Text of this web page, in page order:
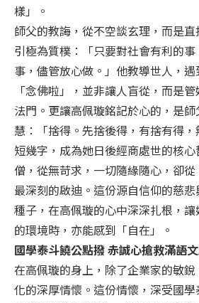
樣」。
師父的教誨，從不空談玄理，而是
引極為質樸：「只要對社會有利的
事，儘管放心做。」他教導世人，
「念佛啦」，並非讓人盲從，而是
法門。更讓高佩璇銘記於心的，是
慧：「捨得。先捨後得，有捨有得
短幾字，成為她日後經商處世的核
僧，從無苛求，一切隨緣隨心，卻
最深刻的啟迪。這份源自信仰的慈
種子，在高佩璇的心中深深扎根，
的環境時，亦能感到「自在」。
國學泰斗饒公點撥 赤誠心搶救滿語
在高佩璇的身上，除了企業家的敏
化的深厚情懷。這份情懷，深受國